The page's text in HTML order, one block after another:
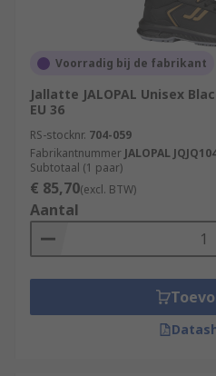
Voorradig bij de fabrikant
Jallatte JALOPAL Unisex
EU 36
RS-stocknr. 704-059
Fabrikantnummer JALOPAL
Subtotaal (1 paar)
€ 85,70(excl. BTW)
Aantal